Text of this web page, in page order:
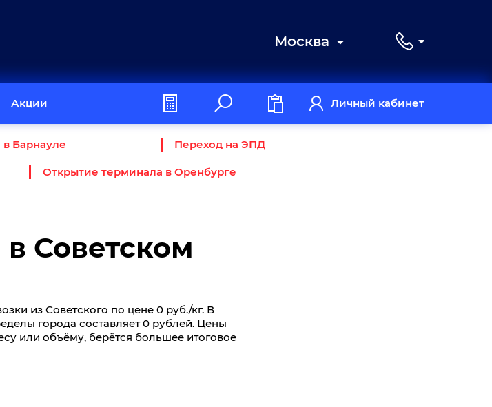
Москва
Акции Личный кабинет
Барнауле Переход на ЭПД
Открытие терминала в Оренбурге
Советском
из Советского по цене 0 руб./кг. В
города составляет 0 рублей. Цены
или объёму, берётся большее итоговое